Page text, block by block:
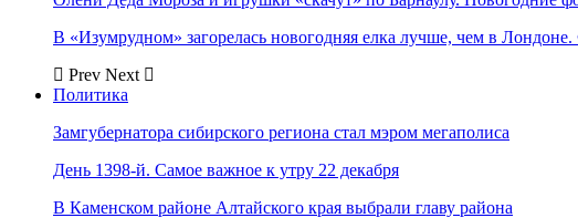
В «Изумрудном» загорелась новогодняя елка лучше, чем в
Prev Next
Политика
Замгубернатора сибирского региона стал мэром мегаполиса
День 1398-й. Самое важное к утру 22 декабря
В Каменском районе Алтайского края выбрали главу района